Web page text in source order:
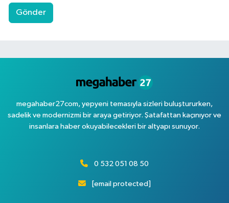
Gönder
megahaber27com, yepyeni temasıyla sizleri buluştururken,
sadelik ve modernizmi bir araya getiriyor. Şatafattan kaçınıyor ve
insanlara haber okuyabilecekleri bir altyapı sunuyor.
0 532 051 08 50
[email protected]